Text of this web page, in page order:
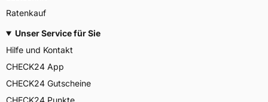
Ratenkauf
Unser Service für Sie
Hilfe und Kontakt
CHECK24 App
CHECK24 Gutscheine
CHECK24 Punkte